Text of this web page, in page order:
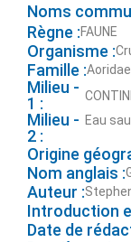
Noms
Règne :FAUNE
Organisme :
Famille :Aoridae
Milieu -
1 :
Milieu -
2 :
Eau
Origine
Nom anglais :
Auteur :
Introduction
Date de